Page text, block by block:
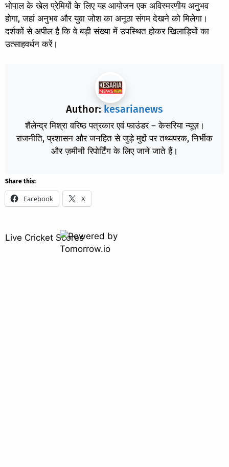
भोपाल के खेल प्रेमियों के लिए यह आयोजन एक अविस्मरणीय अनुभव
होगा, जहां अनुभव और युवा जोश का अनूठा संगम देखने को मिलेगा।
दर्शकों से अपील है कि वे बड़ी संख्या में उपस्थित होकर खिलाड़ियों का
उत्साहवर्धन करें।
Author: kesarianews
शैलेन्द्र मिश्रा वरिष्ठ पत्रकार एवं फाउंडर – केसरिया न्यूज़।
राजनीति, प्रशासन और जनहित से जुड़े मुद्दों पर तथ्यपरक, निर्भीक
और ज़मीनी रिपोर्टिंग के लिए जाने जाते हैं।
Share this:
Facebook X
Live Cricket Scores